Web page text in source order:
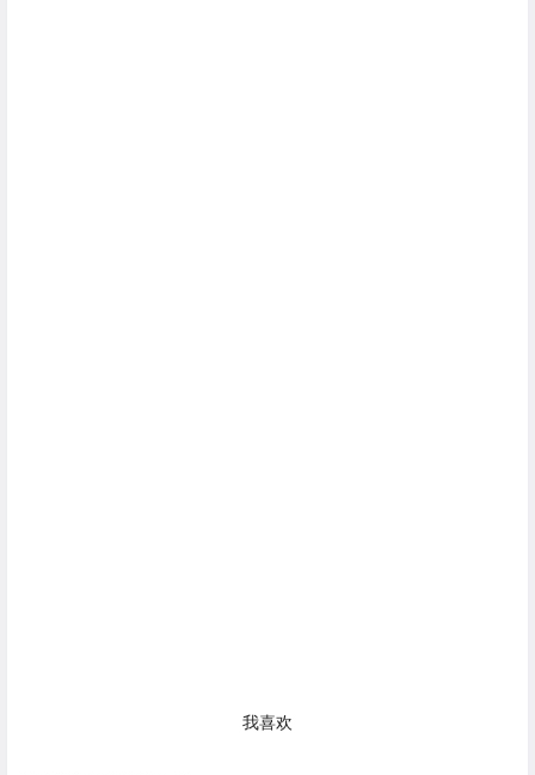
我喜欢